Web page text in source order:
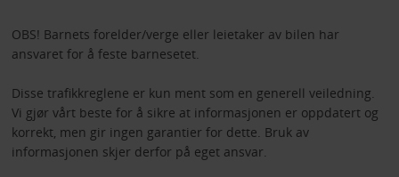
OBS! Barnets forelder/verge eller leietaker av bilen har
ansvaret for å feste barnesetet.
Disse trafikkreglene er kun ment som en generell veiledning.
Vi gjør vårt beste for å sikre at informasjonen er oppdatert og
korrekt, men gir ingen garantier for dette. Bruk av
informasjonen skjer derfor på eget ansvar.